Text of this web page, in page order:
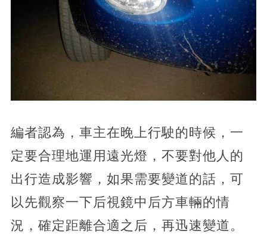
編者認為，車主在晚上行駛的時候，一
定要合理地運用遠光燈，不要對他人的
出行造成影響，如果需要變道的話，可
以先觀察一下后視鏡中后方車輛的情
況，確定距離合適之后，再迅速變道。